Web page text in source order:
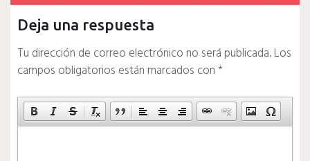
Deja una respuesta
Tu dirección de correo electrónico no será publicada.Los
campos obligatorios están marcados con*